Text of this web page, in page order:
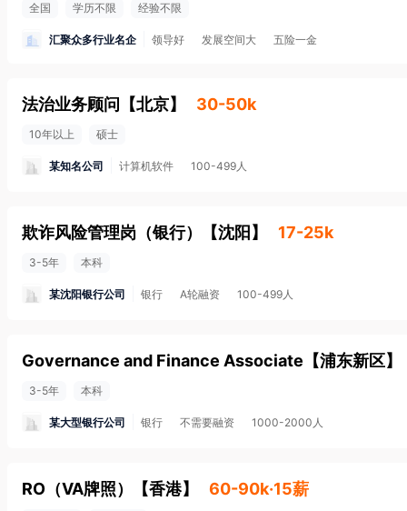
全国 学历不限 经验不限
汇聚众多行业名企 领导好 发展空间大 五险一金
法治业务顾问 【北京】 30-50k
10年以上 硕士
某知名公司 计算机软件 100-499人
欺诈风险管理岗（银行） 【沈阳 】 17-25k
3-5年 本科
某沈阳银行公司 银行 A轮融资 100-499人
Governance and Finance Associate 【浦东新区】
3-5年 本科
某大型银行公司 银行 不需要融资 1000-2000人
RO（VA牌照） 【香港】 60-90k·15薪